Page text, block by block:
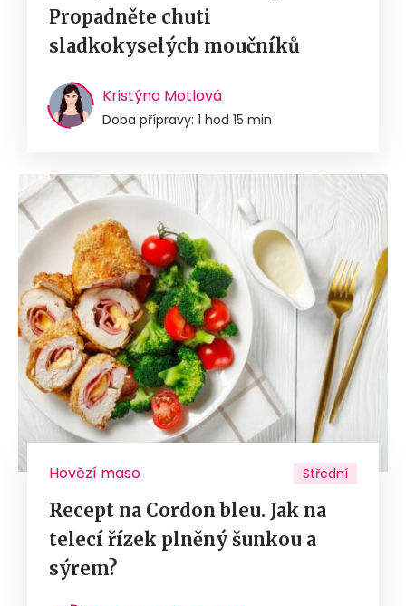
Propadněte chuti
sladkokyselých moučníků
Kristýna Motlová
Doba přípravy: 1 hod 15 min
Hovězí maso Střední
Recept na Cordon bleu. Jak na
telecí řízek plněný šunkou a
sýrem?